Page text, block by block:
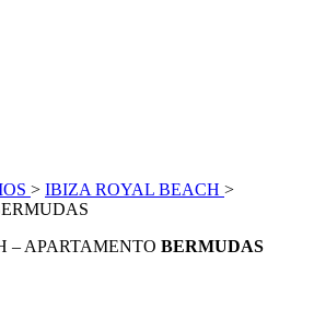
> IBIZA ROYAL BEACH >
– APARTAMENTO BERMUDAS